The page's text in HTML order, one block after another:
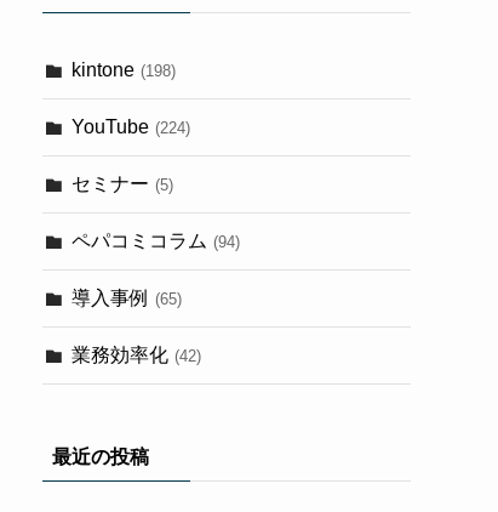
kintone (198)
YouTube (224)
セミナー (5)
ペパコミコラム (94)
導入事例 (65)
業務効率化 (42)
最近の投稿